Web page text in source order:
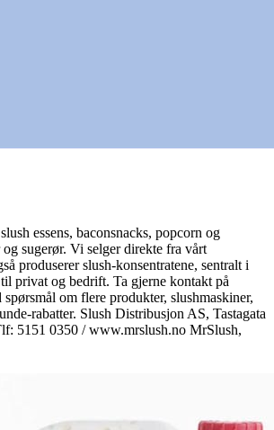
essens, baconsnacks, popcorn og
og sugerør. Vi selger direkte fra vårt
produserer slush-konsentratene, sentralt i
privat og bedrift. Ta gjerne kontakt på
om flere produkter, slushmaskiner,
rabatter. Slush Distribusjon AS, Tastagata
5151 0350 / www.mrslush.no MrSlush,